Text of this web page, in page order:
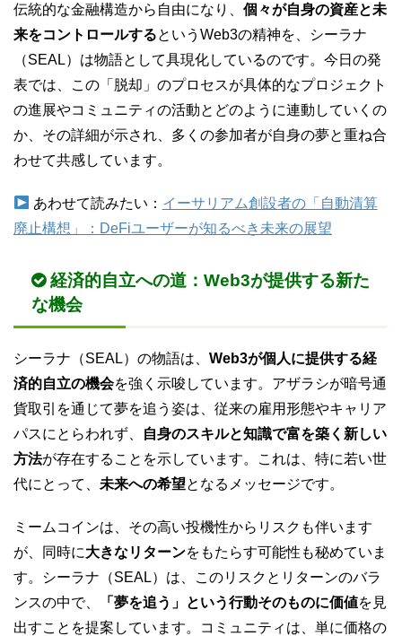
伝統的な金融構造から自由になり、 個々が自身の資産と未
来をコントロールするというWeb3の精神を、シーラナ
（SEAL）は物語として具現化しているのです。今日の発
表では、この「脱却」のプロセスが具体的なプロジェクト
の進展やコミュニティの活動とどのように連動していくの
か、その詳細が示され、多くの参加者が自身の夢と重ね合
わせて共感しています。
あわせて読みたい： イーサリアム創設者の「自動清算
廃止構想」：DeFiユーザーが知るべき未来の展望
経済的自立への道：Web3が提供する新た
な機会
シーラナ（SEAL）の物語は、 Web3が個人に提供する経
済的自立の機会を強く示唆しています。アザラシが暗号通
貨取引を通じて夢を追う姿は、従来の雇用形態やキャリア
パスにとらわれず、
自身のスキルと知識で富を築く新しい
方法が存在することを示しています。これは、特に若い世
代にとって、 未来への希望となるメッセージです。
ミームコインは、その高い投機性からリスクも伴います
が、同時に大きなリターンをもたらす可能性も秘めていま
す。シーラナ（SEAL）は、このリスクとリターンのバラ
ンスの中で、
「夢を追う」という行動そのものに価値を見
出すことを提案しています。コミュニティは、単に価格の